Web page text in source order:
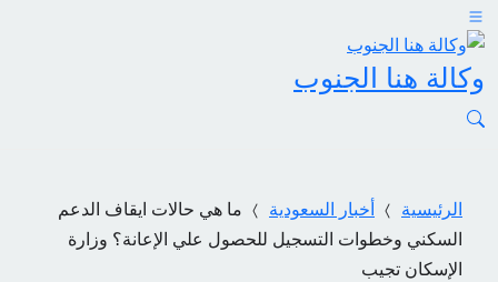
وكالة هنا الجنوب
الرئيسية أخبار السعودية
ما هي حالات ايقاف الدعم
السكني وخطوات التسجيل للحصول علي الإعانة؟ وزارة
الإسكان تجيب